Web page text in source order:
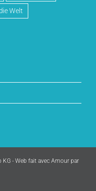
Welt
- Web fait avec Amour par